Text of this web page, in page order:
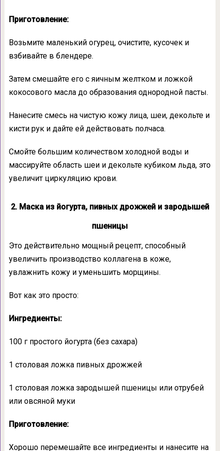
Приготовление:
Возьмите маленький огурец, очистите, кусочек и
взбивайте в блендере.
Затем смешайте его с яичным желтком и ложкой
кокосового масла до образования однородной пасты.
Нанесите смесь на чистую кожу лица, шеи, декольте и
кисти рук и дайте ей действовать полчаса.
Смойте большим количеством холодной воды и
массируйте область шеи и декольте кубиком льда, это
увеличит циркуляцию крови.
2. Маска из йогурта, пивных дрожжей и зародышей
пшеницы
Это действительно мощный рецепт, способный
увеличить производство коллагена в коже,
увлажнить кожу и уменьшить морщины.
Вот как это просто:
Ингредиенты:
100 г простого йогурта (без сахара)
1 столовая ложка пивных дрожжей
1 столовая ложка зародышей пшеницы или отрубей
или овсяной муки
Приготовление:
Хорошо перемешайте все ингредиенты и нанесите на